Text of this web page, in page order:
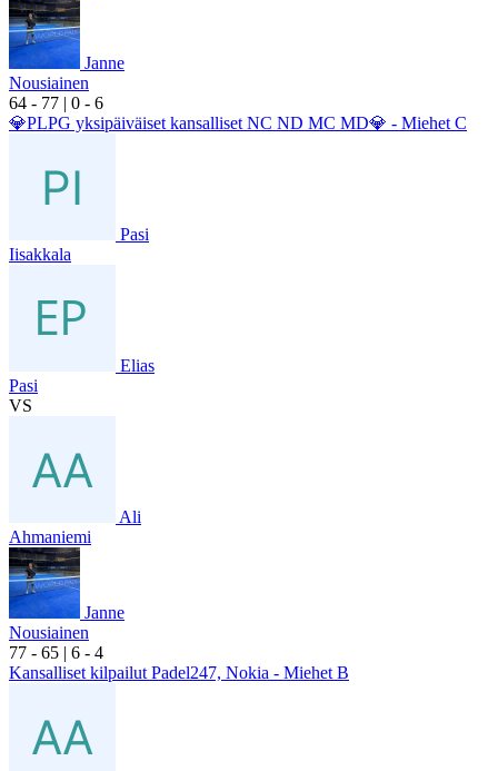
Janne
Nousiainen
64 - 77 | 0 - 6
💎PLPG yksipäiväiset kansalliset NC ND MC MD💎 - Miehet C
Pasi
Iisakkala
Elias
Pasi
VS
Ali
Ahmaniemi
Janne
Nousiainen
77 - 65 | 6 - 4
Kansalliset kilpailut Padel247, Nokia - Miehet B